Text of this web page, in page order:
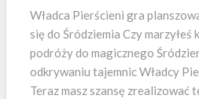
Władca Pierścieni gra
się do Śródziemia Czy marzyłeś
podróży do magicznego
odkrywaniu tajemnic Władcy
Teraz masz szansę zrealizować